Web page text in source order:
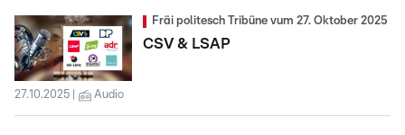
Fräi politesch Tribüne vum 27. Oktober 2025
CSV & LSAP
27.10.2025 Audio